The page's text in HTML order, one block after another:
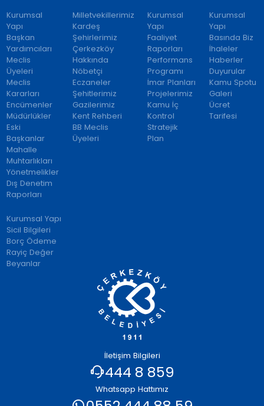
Kurumsal
Yapı
Başkan
Yardımcıları
Meclis
Üyeleri
Meclis
Kararları
Encümenler
Müdürlükler
Eski
Başkanlar
Mahalle
Muhtarlıkları
Yönetmelikler
Dış Denetim
Raporları
Milletvekillerimiz
Kardeş
Şehirlerimiz
Çerkezköy
Hakkında
Nöbetçi
Eczaneler
Şehitlerimiz
Gazilerimiz
Kent Rehberi
BB Meclis
Üyeleri
Kurumsal
Yapı
Faaliyet
Raporları
Performans
Programı
İmar Planları
Projelerimiz
Kamu İç
Kontrol
Stratejik
Plan
Kurumsal
Yapı
Basında Biz
İhaleler
Haberler
Duyurular
Kamu Spotu
Galeri
Ücret
Tarifesi
Kurumsal Yapı
Sicil Bilgileri
Borç Ödeme
Rayiç Değer
Beyanlar
İletişim Bilgileri
444 8 859
Whatsapp Hattımız